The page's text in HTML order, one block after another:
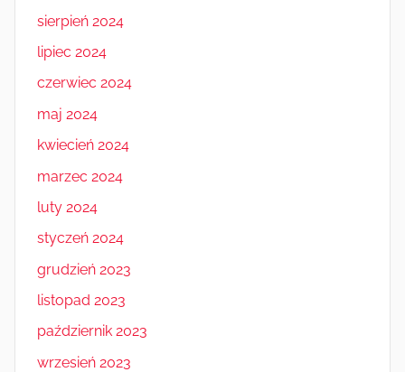
sierpień 2024
lipiec 2024
czerwiec 2024
maj 2024
kwiecień 2024
marzec 2024
luty 2024
styczeń 2024
grudzień 2023
listopad 2023
październik 2023
wrzesień 2023